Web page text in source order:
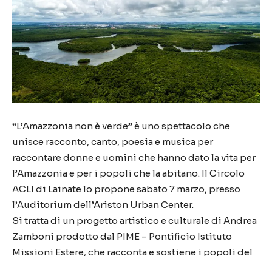
“L’Amazzonia non è verde” è uno spettacolo che
unisce racconto, canto, poesia e musica per
raccontare donne e uomini che hanno dato la vita per
l’Amazzonia e per i popoli che la abitano. Il Circolo
ACLI di Lainate lo propone sabato 7 marzo, presso
l’Auditorium dell’Ariston Urban Center.
Si tratta di un progetto artistico e culturale di Andrea
Zamboni prodotto dal PIME – Pontificio Istituto
Missioni Estere, che racconta e sostiene i popoli del